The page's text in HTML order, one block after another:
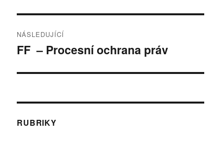
NÁSLEDUJÍCÍ
Následující
FF – Procesní ochrana práv
RUBRIKY